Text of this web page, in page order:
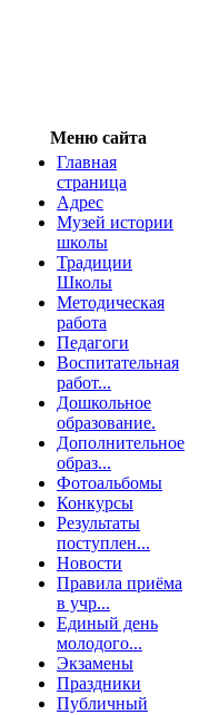
Меню сайта
Главная
страница
Адрес
Музей истории
школы
Традиции
Школы
Методическая
работа
Педагоги
Воспитательная
работ...
Дошкольное
образование.
Дополнительное
образ...
Фотоальбомы
Конкурсы
Результаты
поступлен...
Новости
Правила приёма
в учр...
Единый день
молодого...
Экзамены
Праздники
Публичный